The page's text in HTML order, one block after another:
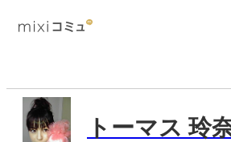
トーマス 玲